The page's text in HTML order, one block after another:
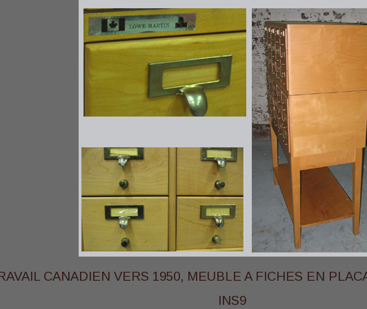
CANADIEN VERS 1950, MEUBLE A FICHES EN
INS9